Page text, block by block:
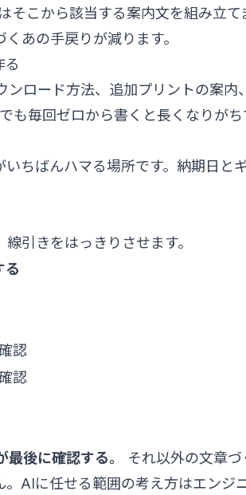
そこから該当する案内文を組み立て
あの手戻りが減ります。
る
ンロード方法、追加プリントの案内
も毎回ゼロから書くと長くなりがち
ちばんハマる場所です。納期日と
引きをはっきりさせます。
る
認
認
後に確認する。
それ以外の文章づ
。AIに任せる範囲の考え方はエンジ